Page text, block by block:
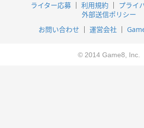
ライター応募 利用規約
プライ
外部送信ポリシー
お問い合わせ
運営会社
© 2014 Game8, Inc.